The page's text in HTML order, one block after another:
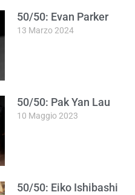
50/50: Evan Parker
13 Marzo 2024
50/50: Pak Yan Lau
10 Maggio 2023
50/50: Eiko Ishibashi